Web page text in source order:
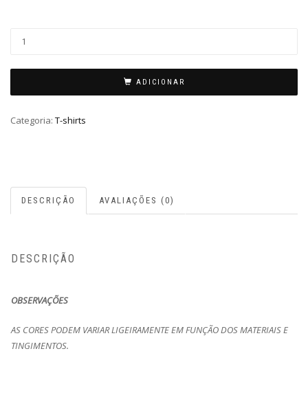
ADICIONAR
Categoria: T-shirts
DESCRIÇÃO AVALIAÇÕES (0)
DESCRIÇÃO
OBSERVAÇÕES
AS CORES PODEM VARIAR LIGEIRAMENTE EM FUNÇÃO DOS MATERIAIS E
TINGIMENTOS.